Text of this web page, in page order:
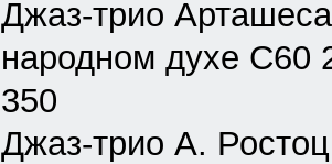
Джаз-трио
народном духе С60
350
Джаз-трио А.